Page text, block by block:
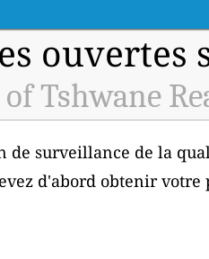
Tshwane
de surveillance de la
d'abord obtenir